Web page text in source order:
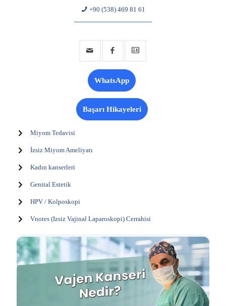
+90 (538) 469 81 61
WhatsApp
Başarı Hikayeleri
Miyom Tedavisi
İzsiz Miyom Ameliyatı
Kadın kanserleri
Genital Estetik
HPV / Kolposkopi
Vnotes (Izsiz Vajinal Laparoskopi) Cerrahisi